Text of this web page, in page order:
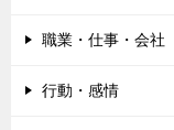
職業・仕事・会社
行動・感情